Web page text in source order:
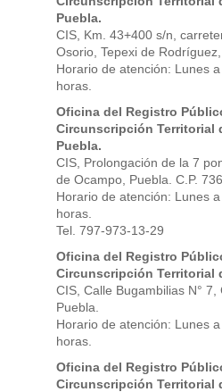
Puebla.
CIS, Km. 43+400 s/n,
Osorio, Tepexi de
Horario de atención: Lunes
horas.
Oficina del Registro
Circunscripción Territorial
Puebla.
CIS, Prolongación de la 7
de Ocampo, Puebla. C.P.
Horario de atención: Lunes
horas.
Tel. 797-973-13-29
Oficina del Registro
Circunscripción Territorial
CIS, Calle Bugambilias N° 7,
Puebla.
Horario de atención: Lunes
horas.
Oficina del Registro
Circunscripción Territorial